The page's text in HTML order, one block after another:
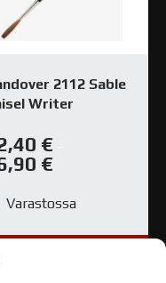
2112 Sable
Writer
€
€
Varastossa